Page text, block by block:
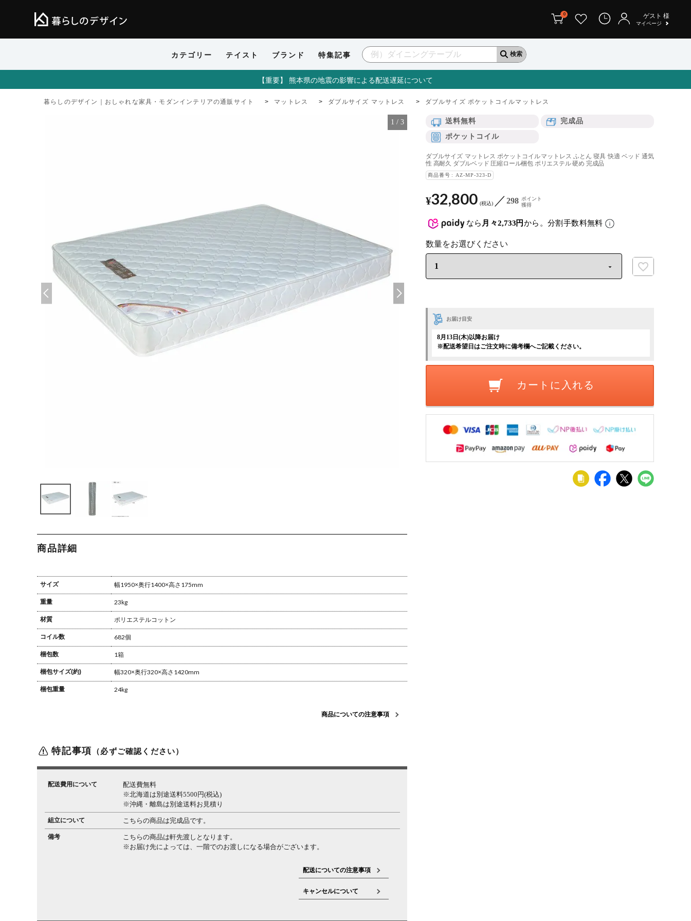
カテゴリー テイスト ブランド 特集記事
0 ゲスト 様
マイページ
【重要】 熊本県の地震の影響による配送遅延について
暮らしのデザイン｜おしゃれな家具・モダンインテリアの通販サイト マットレス ダブルサイズ マットレス ダブルサイズ ポケットコイルマットレス
1 / 3
商品詳細
サイズ 幅1950×奥行1400×高さ175mm
重量 23kg
材質 ポリエステルコットン
コイル数 682個
梱包数 1箱
梱包サイズ(約) 幅320×奥行320×高さ1420mm
梱包重量 24kg
商品についての注意事項
特記事項 （必ずご確認ください）
配送費用について
配送費無料
※北海道は別途送料5500円(税込)
※沖縄・離島は別途送料お見積り
組立について こちらの商品は完成品です。
備考
こちらの商品は軒先渡しとなります。
※お届け先によっては、一階でのお渡しになる場合がございます。
配送についての注意事項
キャンセルについて
送料無料
完成品
ポケットコイル
ダブルサイズ マットレス ポケットコイルマットレス ふとん 寝具 快適 ベッド 通気
性 高耐久 ダブルベッド 圧縮ロール梱包 ポリエステル 硬め 完成品
商品番号 AZ-MP-323-D
なら 月々2,733円から。分割手数料無料
¥32,800 税込 298 ポイント
獲得
お届け目安
8月13日(木)以降お届け
※配送希望日はご注文時に備考欄へご記載ください。
カートに入れる